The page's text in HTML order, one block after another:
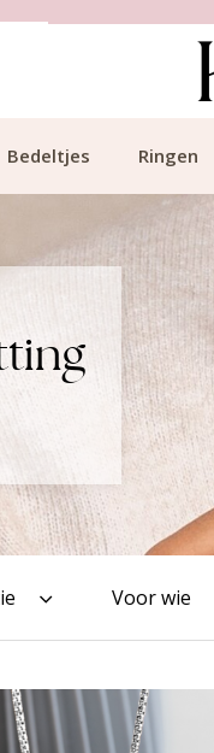
Bedeltjes Ringen
Voor wie